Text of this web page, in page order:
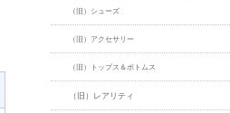
（旧）シューズ
（旧）アクセサリー
（旧）トップス＆ボトムス
（旧）レアリティ